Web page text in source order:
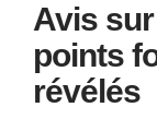
Avis
points
révélés